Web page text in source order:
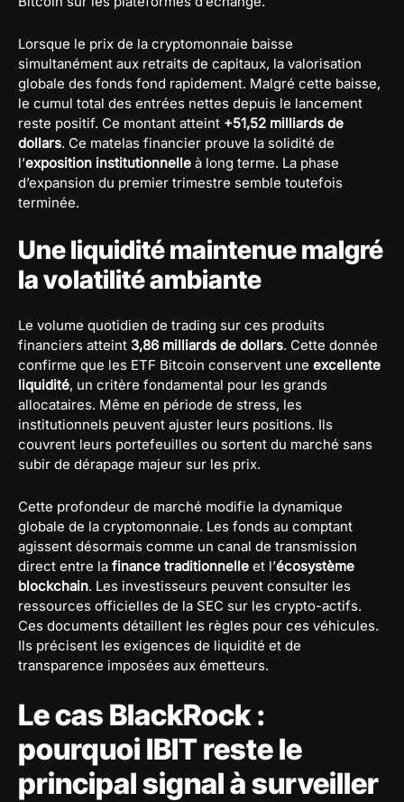
Lorsque le prix de la cryptomonnaie baisse
simultanément aux retraits de capitaux, la valorisation
globale des fonds fond rapidement. Malgré cette baisse,
le cumul total des entrées nettes depuis le lancement
reste positif. Ce montant atteint +51,52 milliards de
dollars. Ce matelas financier prouve la solidité de
l’exposition institutionnelle à long terme. La phase
d’expansion du premier trimestre semble toutefois
terminée.
Une liquidité maintenue malgré
la volatilité ambiante
Le volume quotidien de trading sur ces produits
financiers atteint 3,86 milliards de dollars. Cette donnée
confirme que les ETF Bitcoin conservent une excellente
liquidité, un critère fondamental pour les grands
allocataires. Même en période de stress, les
institutionnels peuvent ajuster leurs positions. Ils
couvrent leurs portefeuilles ou sortent du marché sans
subir de dérapage majeur sur les prix.
Cette profondeur de marché modifie la dynamique
globale de la cryptomonnaie. Les fonds au comptant
agissent désormais comme un canal de transmission
direct entre la finance traditionnelle et l’écosystème
blockchain. Les investisseurs peuvent consulter les
ressources officielles de la SEC sur les crypto-actifs.
Ces documents détaillent les règles pour ces véhicules.
Ils précisent les exigences de liquidité et de
transparence imposées aux émetteurs.
Le cas BlackRock :
pourquoi IBIT reste le
principal signal à surveiller